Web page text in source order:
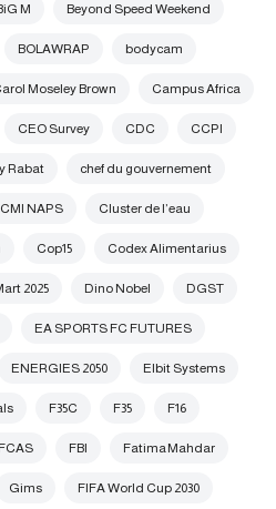
Beyond Speed Weekend
M
bodycam
BOLAWRAP
Campus Africa
Moseley Brown
CCPI
CDC
CEO Survey
chef du gouvernement
Rabat
Cluster de l’eau
CMI NAPS
Codex Alimentarius
Cop15
DGST
Dino Nobel
2025
EA SPORTS FC FUTURES
Elbit Systems
ENERGIES 2050
F16
F35
F35C
Fatima Mahdar
FBI
FCAS
FIFA World Cup 2030
Gims